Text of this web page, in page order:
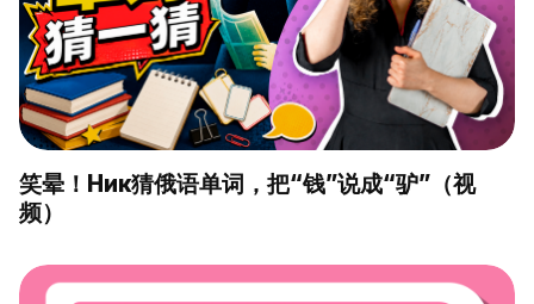
笑晕！Ник猜俄语单词，把“钱”说成“驴”（视
频）